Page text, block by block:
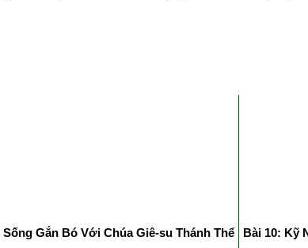
Gắn Bó Với Chúa Giê-su Thánh Thể Bài 10: Kỹ